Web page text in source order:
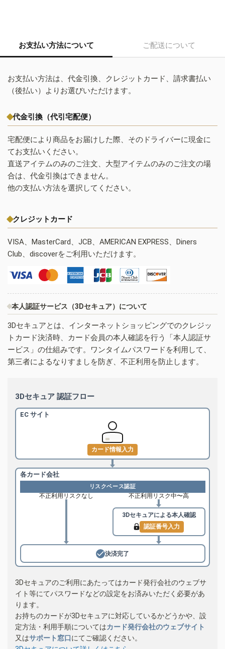
お支払い方法について ご配送について
お支払い方法は、代金引換、クレジットカード、請求書払い
（後払い）よりお選びいただけます。
代金引換（代引宅配便）
宅配便により商品をお届けした際、そのドライバーに現金に
てお支払いください。
直送アイテムのみのご注文、大型アイテムのみのご注文の場
合は、代金引換はできません。
他の支払い方法を選択してください。
クレジットカード
VISA、MasterCard、JCB、AMERICAN EXPRESS、Diners
Club、discoverをご利用いただけます。
本人認証サービス（3Dセキュア）について
3Dセキュアとは、インターネットショッピングでのクレジッ
トカード決済時、カード会員の本人確認を行う「本人認証サ
ービス」の仕組みです。ワンタイムパスワードを利用して、
第三者によるなりすましを防ぎ、不正利用を防止します。
3Dセキュア 認証フロー
EC サイト
カード情報入力
各カード会社
リスクベース認証
不正利用リスクなし 不正利用リスク中〜高
3Dセキュアによる本人確認
認証番号入力
決済完了
3Dセキュアのご利用にあたってはカード発行会社のウェブサ
イト等にてパスワードなどの設定をお済みいただく必要があ
ります。
お持ちのカードが3Dセキュアに対応しているかどうかや、設
定方法・利用手順についてはカード発行会社のウェブサイト
又はサポート窓口にてご確認ください。